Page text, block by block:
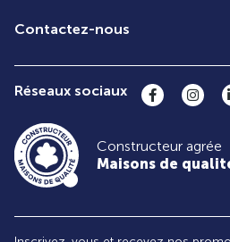
Contactez-nous
Réseaux sociaux
Constructeur agrée
Maisons de